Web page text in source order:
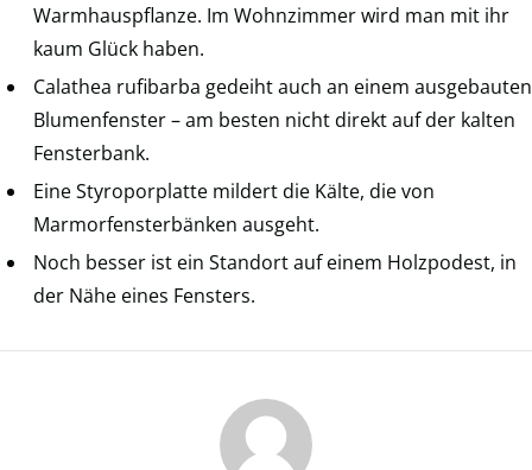
Warmhauspflanze. Im Wohnzimmer wird man mit ihr
kaum Glück haben.
Calathea rufibarba gedeiht auch an einem ausgebauten
Blumenfenster – am besten nicht direkt auf der kalten
Fensterbank.
Eine Styroporplatte mildert die Kälte, die von
Marmorfensterbänken ausgeht.
Noch besser ist ein Standort auf einem Holzpodest, in
der Nähe eines Fensters.